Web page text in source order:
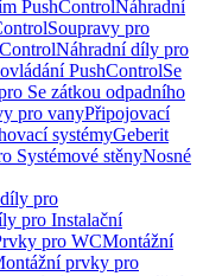
PushControlNáhradní
Soupravy pro
Náhradní díly pro
PushControlSe
Se zátkou odpadního
pro vanyPřipojovací
systémyGeberit
Systémové stěnyNosné
pro
pro Instalační
pro WCMontážní
prvky pro